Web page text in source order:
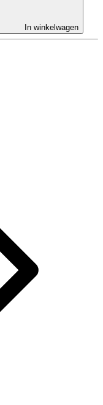
In winkelwagen